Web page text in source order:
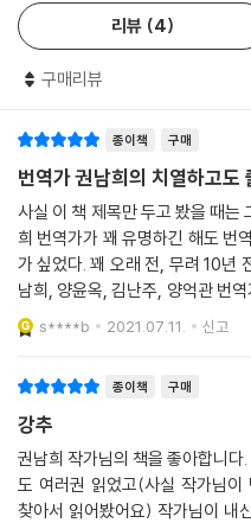
“번역은 장거리 경주예요, 마라톤
목시키며, 에세이 본연의 재미와
단독 저서임에도 번역가를 넘어
가임을 독자에게 확인시켰다. 더
작정하고 드러내 보임으로써 막
침서가 되어주기도 했다.
람이 자기 번역의 문제점을 찾는
약간은 객관적인 시각으로 문장을
읽고 다듬는 습관을 들이도록 하자.
─192쪽
내용은 실로 치열한 분투기인데
터넷 유머 작가로도 활동한 덕분
주는 책’이기 때문이다. 읽고 나면
알게 된다.
- 구본준 (故, 〈한겨레〉 기자)
리뷰 4
구매리뷰
종이책 구매
번역가 권남희의 치열하고도
사실 이 책 제목만 두고 봤을 때는
희 번역가가 꽤 유명하긴 해도 번
가 싶었다. 꽤 오래 전, 무려 10년 전에 출판된 이 책은 한달에 몇번이나 권
남희, 양윤옥, 김난주, 양억관 번
면했던 책이었다. 그도 그럴 것이 일본 소설들이 분야를 가리지 않고 너무
많
s****b 2021.07.11. 신고
종이책 구매
강추
권남희 작가님의 책을 좋아합니
도 여러권 읽었고(사실 작가님이
찾아서 읽어봤어요) 작가님이 내